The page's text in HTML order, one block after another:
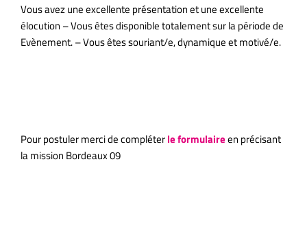
Vous avez une excellente présentation et une excellente
élocution – Vous êtes disponible totalement sur la période de
Evènement. – Vous êtes souriant/e, dynamique et motivé/e.
Pour postuler merci de compléterle formulaireen précisant
la mission Bordeaux 09